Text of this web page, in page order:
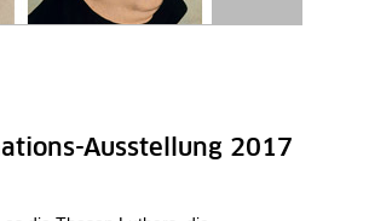
Ausstellung 2017